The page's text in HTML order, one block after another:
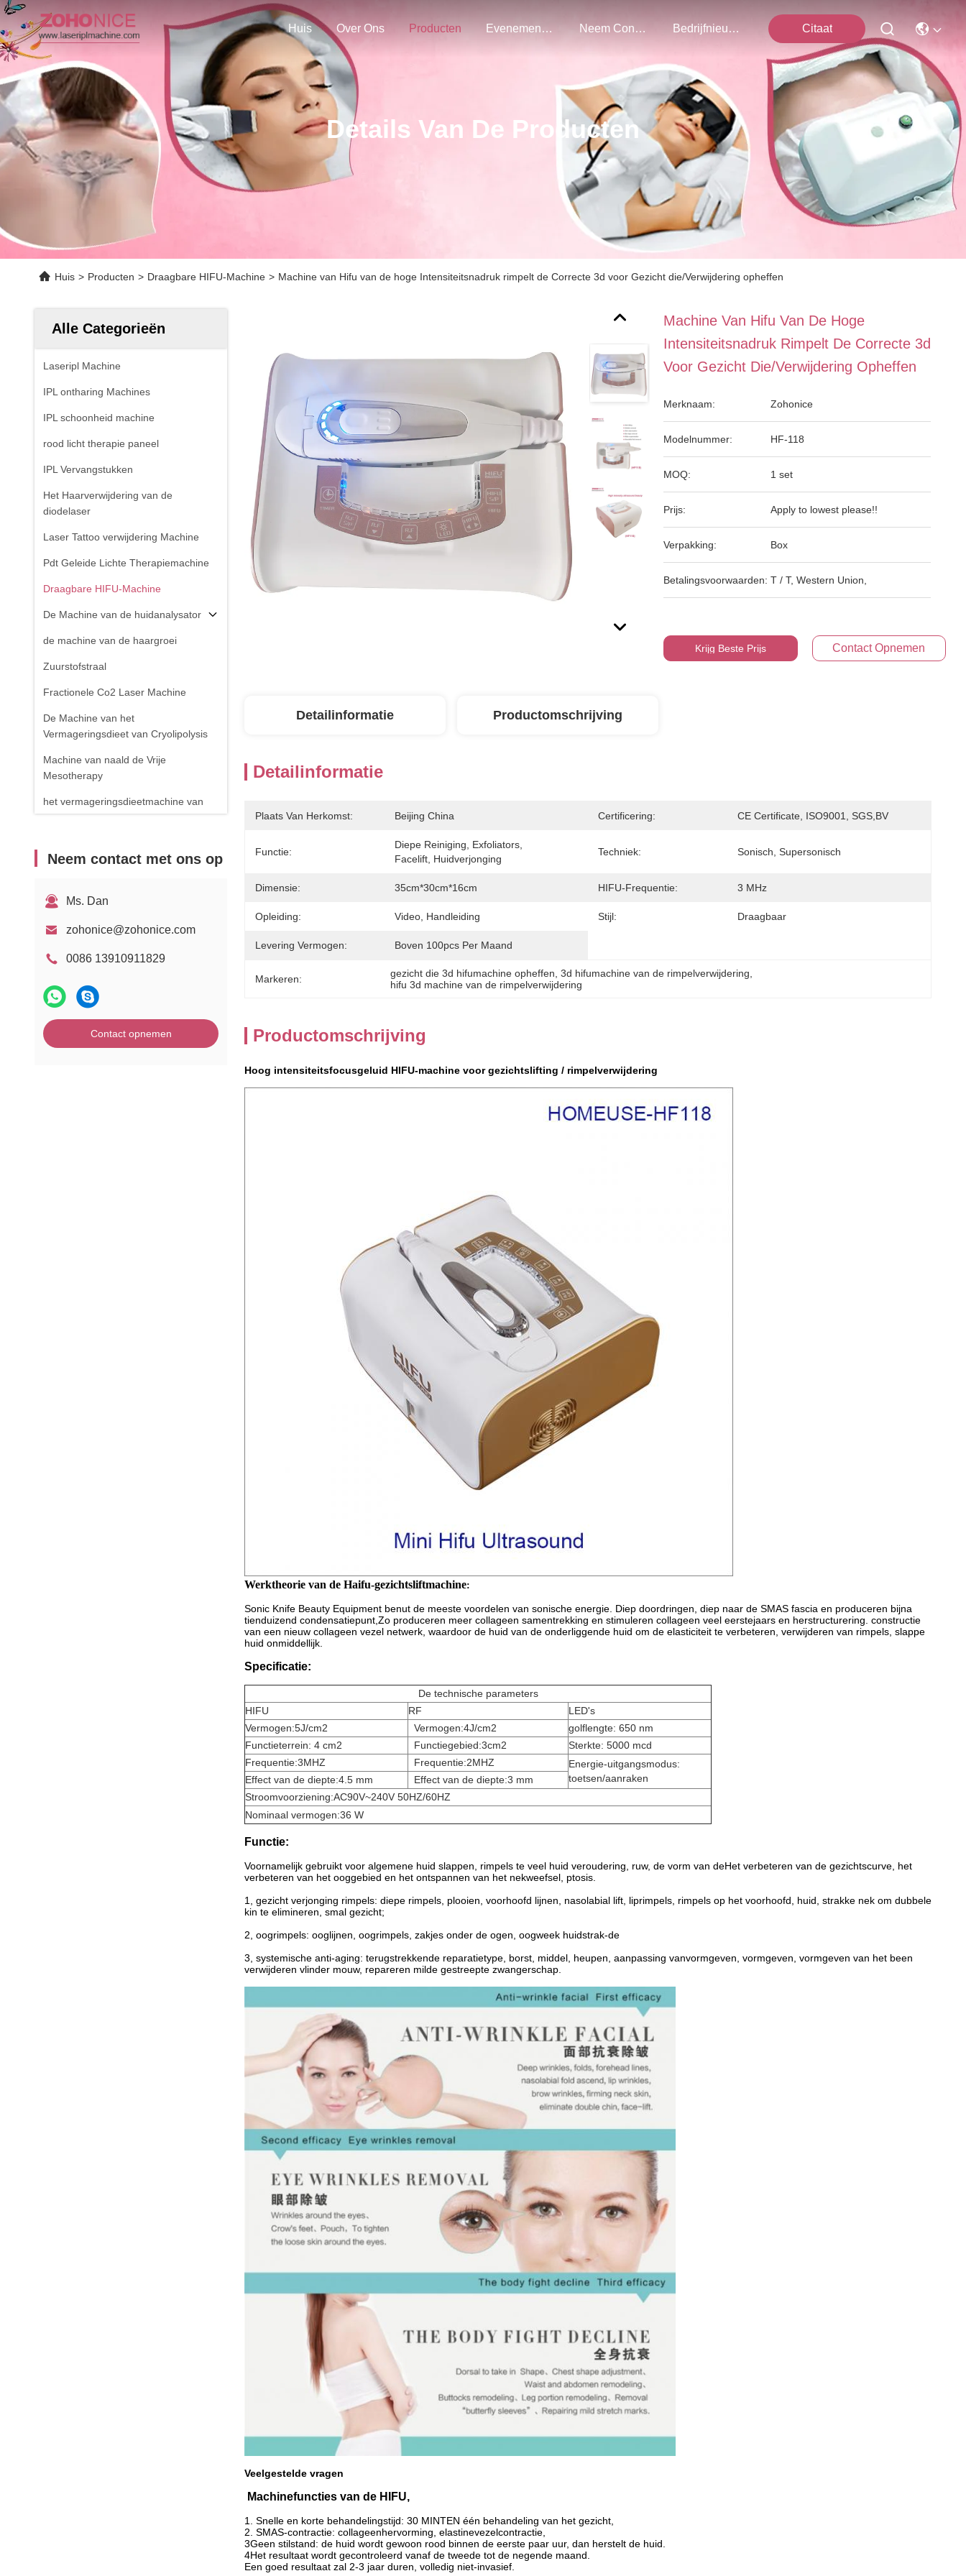
Huis Over Ons Producten Evenementen Neem Contact Met Ons Op Bedrijfnieuws Citaat
Details Van De Producten
Huis > Producten > Draagbare HIFU-Machine > Machine van Hifu van de hoge Intensiteitsnadruk rimpelt de Correcte 3d voor Gezicht die/Verwijdering opheffen
Alle Categorieën
Laseripl Machine
IPL ontharing Machines
IPL schoonheid machine
rood licht therapie paneel
IPL Vervangstukken
Het Haarverwijdering van de
diodelaser
Laser Tattoo verwijdering Machine
Pdt Geleide Lichte Therapiemachine
Draagbare HIFU-Machine
De Machine van de huidanalysator
de machine van de haargroei
Zuurstofstraal
Fractionele Co2 Laser Machine
De Machine van het
Vermageringsdieet van Cryolipolysis
Machine van naald de Vrije
Mesotherapy
het vermageringsdieetmachine van
het cavitatielichaam
spinader
Fysiotherapieapparaat
1470nm diodelaser
Neem contact met ons op
Ms. Dan
zohonice@zohonice.com
0086 13910911829
Contact opnemen
Machine Van Hifu Van De Hoge
Intensiteitsnadruk Rimpelt De Correcte 3d
Voor Gezicht Die/Verwijdering Opheffen
Merknaam: Zohonice
Modelnummer: HF-118
MOQ: 1 set
Prijs: Apply to lowest please!!
Verpakking: Box
Betalingsvoorwaarden: T / T, Western Union,
Krijg Beste Prijs Contact Opnemen
Detailinformatie Productomschrijving
Detailinformatie
Plaats Van Herkomst: Beijing China Certificering: CE Certificate, ISO9001, SGS,BV
Functie:
Diepe Reiniging, Exfoliators,
Facelift, Huidverjonging
Techniek: Sonisch, Supersonisch
Dimensie: 35cm*30cm*16cm HIFU-Frequentie: 3 MHz
Opleiding: Video, Handleiding Stijl: Draagbaar
Levering Vermogen: Boven 100pcs Per Maand
Markeren: gezicht die 3d hifumachine opheffen , 3d hifumachine van de rimpelverwijdering
hifu 3d machine van de rimpelverwijdering
Productomschrijving
Hoog intensiteitsfocusgeluid HIFU-machine voor gezichtslifting / rimpelverwijdering
Werktheorie van de Haifu-gezichtsliftmachine:
Sonic Knife Beauty Equipment benut de meeste voordelen van sonische energie. Diep doordringen, diep naar de SMAS fascia en produceren bijna
tienduizend condensatiepunt,Zo produceren meer collageen samentrekking en stimuleren collageen veel eerstejaars en herstructurering. constructie
van een nieuw collageen vezel netwerk, waardoor de huid van de onderliggende huid om de elasticiteit te verbeteren, verwijderen van rimpels, slappe
huid onmiddellijk.
Specificatie:
De technische parameters
HIFU
RF
LED's
Vermogen:5J/cm2
Vermogen:4J/cm2
golflengte: 650 nm
Functieterrein: 4 cm2
Functiegebied:3cm2
Sterkte: 5000 mcd
Frequentie:3MHZ
Frequentie:2MHZ
Energie-uitgangsmodus:
toetsen/aanraken
Effect van de diepte:4.5 mm
Effect van de diepte:3 mm
Stroomvoorziening:AC90V~240V 50HZ/60HZ
Nominaal vermogen:36 W
Functie:
Voornamelijk gebruikt voor algemene huid slappen, rimpels te veel huid veroudering, ruw, de vorm van deHet verbeteren van de gezichtscurve, het
verbeteren van het ooggebied en het ontspannen van het nekweefsel, ptosis.
1, gezicht verjonging rimpels: diepe rimpels, plooien, voorhoofd lijnen, nasolabial lift, liprimpels, rimpels op het voorhoofd, huid, strakke nek om dubbele
kin te elimineren, smal gezicht;
2, oogrimpels: ooglijnen, oogrimpels, zakjes onder de ogen, oogweek huidstrak-de
3, systemische anti-aging: terugstrekkende reparatietype, borst, middel, heupen, aanpassing vanvormgeven, vormgeven, vormgeven van het been
verwijderen vlinder mouw, repareren milde gestreepte zwangerschap.
Veelgestelde vragen
Machinefuncties van de HIFU,
1. Snelle en korte behandelingstijd: 30 MINTEN één behandeling van het gezicht,
2. SMAS-contractie: collageenhervorming, elastinevezelcontractie,
3Geen stilstand: de huid wordt gewoon rood binnen de eerste paar uur, dan herstelt de huid.
4Het resultaat wordt gecontroleerd vanaf de tweede tot de negende maand.
Een goed resultaat zal 2-3 jaar duren, volledig niet-invasief.